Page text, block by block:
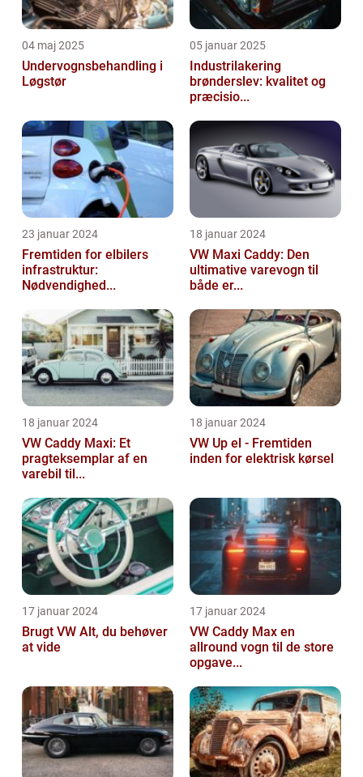
04 maj 2025
Undervognsbehandling i
Løgstør
05 januar 2025
Industrilakering
brønderslev: kvalitet og
præcisio...
23 januar 2024
Fremtiden for elbilers
infrastruktur:
Nødvendighed...
18 januar 2024
VW Maxi Caddy: Den
ultimative varevogn til
både er...
18 januar 2024
VW Caddy Maxi: Et
pragteksemplar af en
varebil til...
18 januar 2024
VW Up el - Fremtiden
inden for elektrisk kørsel
17 januar 2024
Brugt VW Alt, du behøver
at vide
17 januar 2024
VW Caddy Max en
allround vogn til de store
opgave...